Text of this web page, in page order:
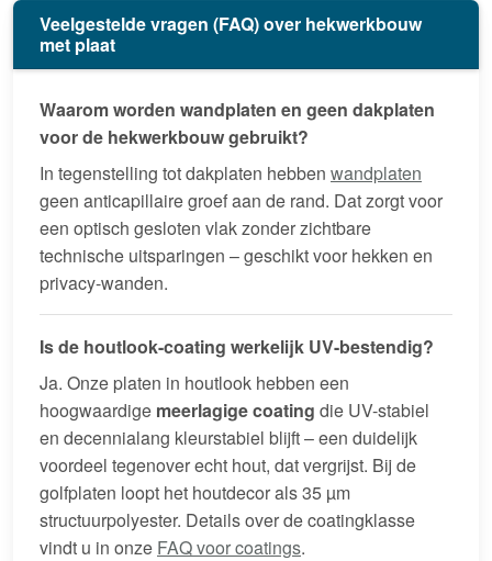
Veelgestelde vragen (FAQ) over hekwerkbouw
met plaat
Waarom worden wandplaten en geen dakplaten
voor de hekwerkbouw gebruikt?
In tegenstelling tot dakplaten hebben wandplaten
geen anticapillaire groef aan de rand. Dat zorgt voor
een optisch gesloten vlak zonder zichtbare
technische uitsparingen – geschikt voor hekken en
privacy-wanden.
Is de houtlook-coating werkelijk UV-bestendig?
Ja. Onze platen in houtlook hebben een
hoogwaardige meerlagige coating die UV-stabiel
en decennialang kleurstabiel blijft – een duidelijk
voordeel tegenover echt hout, dat vergrijst. Bij de
golfplaten loopt het houtdecor als 35 µm
structuurpolyester. Details over de coatingklasse
vindt u in onze FAQ voor coatings.